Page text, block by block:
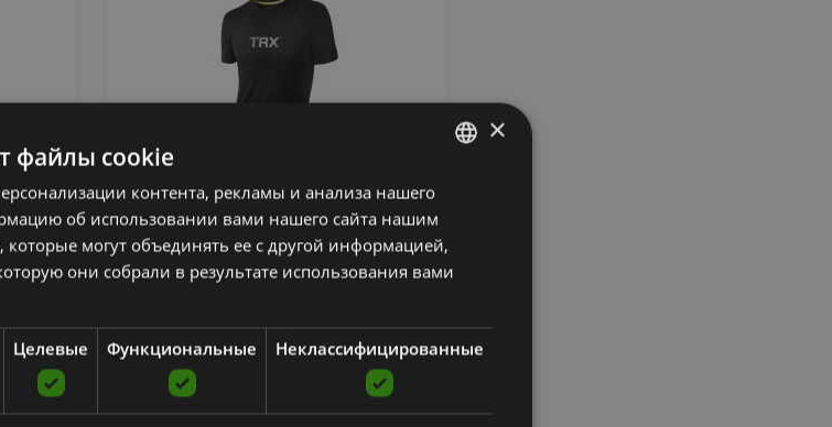
TRX T-SHIRT MEN
TRX
корзину
×
файлы cookie
контента, рекламы и анализа нашего
об использовании вами нашего сайта нашим
могут объединять ее с другой информацией,
они собрали в результате использования вами
Целевые Функциональные Неклассифицированные